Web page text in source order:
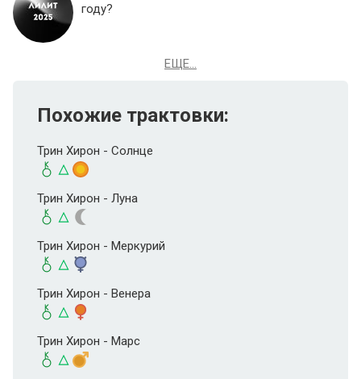
году?
ЕЩЕ...
Похожие трактовки:
Трин Хирон - Солнце
Трин Хирон - Луна
Трин Хирон - Меркурий
Трин Хирон - Венера
Трин Хирон - Марс